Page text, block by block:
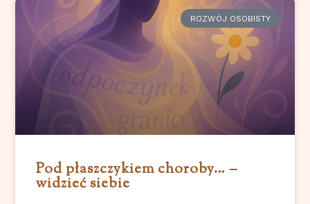
ROZWÓJ OSOBISTY
Pod płaszczykiem choroby… –
widzieć siebie